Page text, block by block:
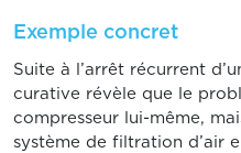
Exemple concret
Suite à l’arrêt récurrent
curative révèle que le
compresseur lui-même,
système de filtration d’air